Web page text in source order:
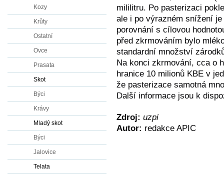
mililitru. Po pasterizaci
ale i po výrazném snížení
porovnání s cílovou
před zkrmováním bylo
standardní množství
Na konci zkrmování, cca o
hranice 10 milionů KBE v
že pasterizace samotná
Další informace jsou k
Zdroj: uzpi
Autor: redakce APIC
Kozy
Krůty
Ostatní
Ovce
Prasata
Skot
Býci
Krávy
Mladý skot
Býci
Jalovice
Telata